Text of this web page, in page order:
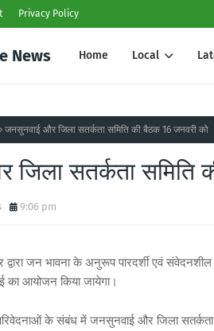
Privacy Policy
News Home Local
जनसुनवाई और जिला सतर्कता समिति की बैठक 16 जनवरी को
सतर्कता समिति
9:06 pm
द्वारा जन भावना के अनुरूप पारदर्शी एवं
का आयोजन किया जायेगा।
के संबंध में जनसुनवाई और जिला